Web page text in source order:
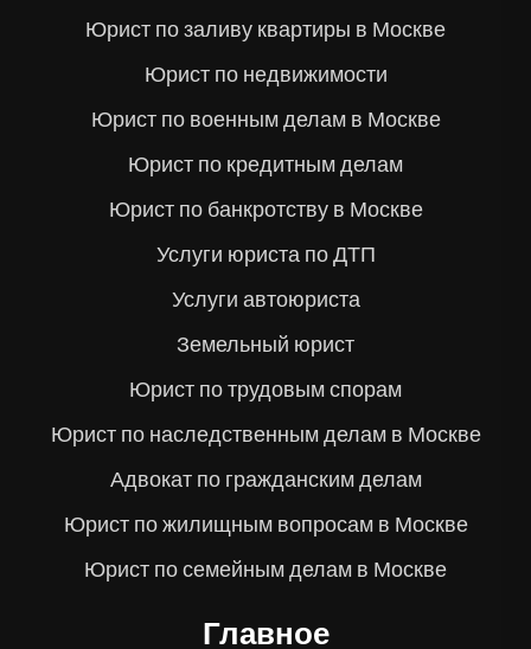
Юрист по заливу квартиры в Москве
Юрист по недвижимости
Юрист по военным делам в Москве
Юрист по кредитным делам
Юрист по банкротству в Москве
Услуги юриста по ДТП
Услуги автоюриста
Земельный юрист
Юрист по трудовым спорам
Юрист по наследственным делам в Москве
Адвокат по гражданским делам
Юрист по жилищным вопросам в Москве
Юрист по семейным делам в Москве
Главное